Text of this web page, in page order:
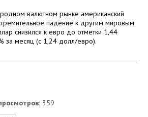
валютном рынке американский
падение к другим мировым
снизился к евро до отметки 1,44
за месяц (с 1,24 долл/евро).
359